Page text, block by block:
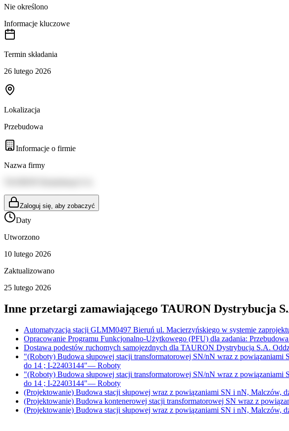
Nie określono
Informacje kluczowe
Termin składania
26 lutego 2026
Lokalizacja
Przebudowa
Informacje o firmie
Nazwa firmy
Zaloguj się, aby zobaczyć
Daty
Utworzono
10 lutego 2026
Zaktualizowano
25 lutego 2026
Inne przetargi zamawiającego TAURON Dystrybucja
Automatyzacja stacji GLMM0497 Bieruń ul. Macierzyńskiego w systemie
Opracowanie Programu Funkcjonalno-Użytkowego (PFU) dla zadania:
Dostawa podestów ruchomych samojezdnych dla TAURON Dystrybucja S.A.
"(Roboty) Budowa słupowej stacji transformatorowej SN/nN wraz z
do 14 ; I-22403144"— Roboty
"(Roboty) Budowa słupowej stacji transformatorowej SN/nN wraz z
do 14 ; I-22403144"— Roboty
(Projektowanie) Budowa stacji słupowej wraz z powiązaniami SN i nN, Malczów,
(Projektowanie) Budowa kontenerowej stacji transformatorowej SN wraz z
(Projektowanie) Budowa stacji słupowej wraz z powiązaniami SN i nN, Malczów,